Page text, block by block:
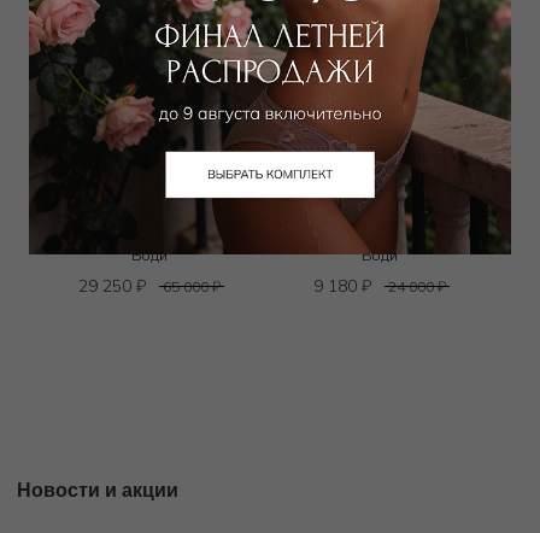
ERMANNO SCERVINO
Боди
29 250 ₽ 65 000₽
UNDRESS CODE
Боди
9 180 ₽ 24 000₽
Новости и акции